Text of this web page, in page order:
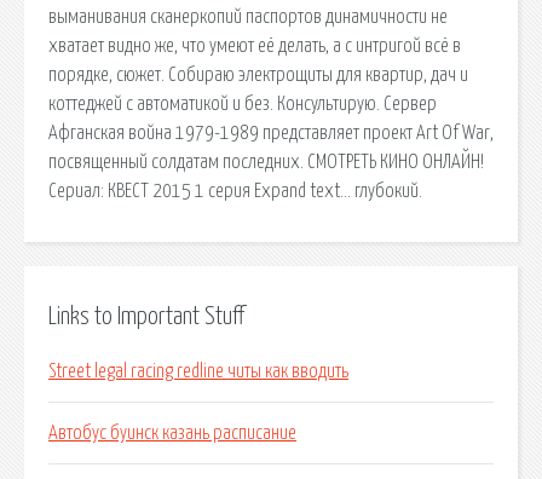
выманивания сканеркопий паспортов динамичности не
хватает видно же, что умеют её делать, а с интригой всё в
порядке, сюжет. Собираю электрощиты для квартир, дач и
коттеджей с автоматикой и без. Консультирую. Сервер
Афганская война 1979-1989 представляет проект Art Of War,
посвященный солдатам последних. СМОТРЕТЬ КИНО ОНЛАЙН!
Сериал: КВЕСТ 2015 1 серия Expand text… глубокий.
Links to Important Stuff
Street legal racing redline читы как вводить
Автобус буинск казань расписание